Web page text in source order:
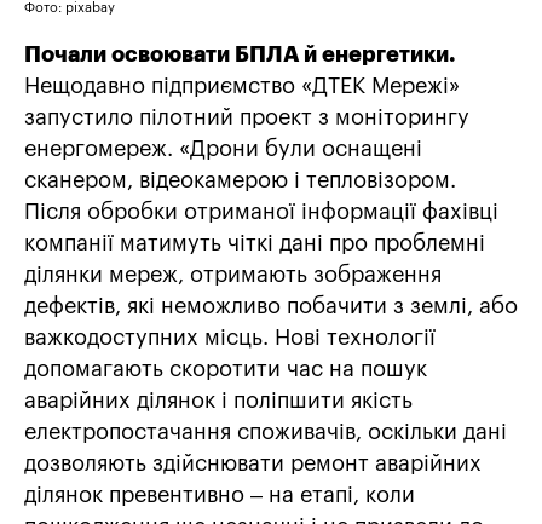
Фото: pixabay
Почали освоювати БПЛА й енергетики.
Нещодавно підприємство «ДТЕК Мережі»
запустило пілотний проект з моніторингу
енергомереж. «Дрони були оснащені
сканером, відеокамерою і тепловізором.
Після обробки отриманої інформації фахівці
компанії матимуть чіткі дані про проблемні
ділянки мереж, отримають зображення
дефектів, які неможливо побачити з землі, або
важкодоступних місць. Нові технології
допомагають скоротити час на пошук
аварійних ділянок і поліпшити якість
електропостачання споживачів, оскільки дані
дозволяють здійснювати ремонт аварійних
ділянок превентивно – на етапі, коли